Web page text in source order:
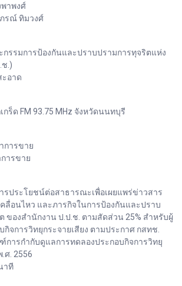
าพงศ์
รณ์ ทิมวงศ์
รรมการป้องกันและปราบปรามการทุจริตแห่ง
ช.)
อาด
กร็ด FM 93.75 MHz จังหวัดนนทบุรี
การขาย
ารขาย
รประโยชน์ต่อสาธารณะเพื่อเผยแพร่ข่าวสาร
ลื่อนไหว และภารกิจในการป้องกันและปราบ
ของสำนักงาน ป.ป.ช. ตามสัดส่วน 25% สำหรับผู้
กิจการวิทยุกระจายเสียง ตามประกาศ กสทช.
การกำกับดูแลการทดลองประกอบกิจการวิทยุ
.ศ. 2556
าที